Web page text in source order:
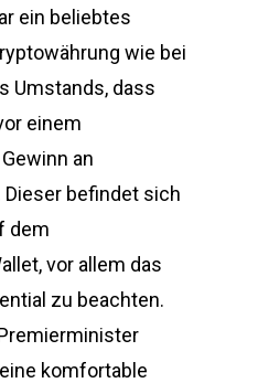
ein beliebtes
wie bei
Umstands, dass
einem
an
befindet sich
dem
vor allem das
zu beachten.
komfortable